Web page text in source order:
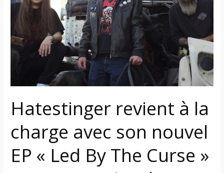
Hatestinger revient à la
charge avec son nouvel
EP « Led By The Curse »
la
charge
avec
son
nouvel
The
Curse »
et
une